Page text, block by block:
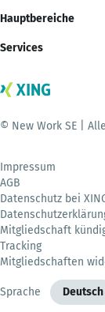
Hauptbereiche
Services
© New Work SE |
Impressum
AGB
Datenschutz bei
Mitgliedschaft
Tracking
Mitgliedschaften
Sprache Deutsch